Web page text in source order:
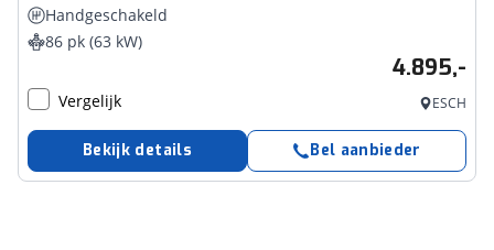
Handgeschakeld
86 pk (63 kW)
4.895,-
Vergelijk ESCH
Bekijk details Bel aanbieder